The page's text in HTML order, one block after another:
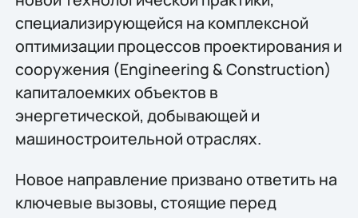
специализирующейся на комплексной
оптимизации процессов проектирования и
сооружения (Engineering & Construction)
капиталоемких объектов в
энергетической, добывающей и
машиностроительной отраслях.
Новое направление призвано ответить на
ключевые вызовы, стоящие перед